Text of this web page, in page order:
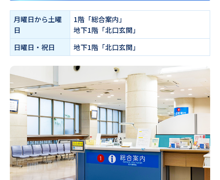
月曜日から土曜
日
1階「総合案内」
地下1階「北口玄関」
日曜日・祝日
地下1階「北口玄関」